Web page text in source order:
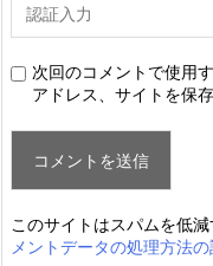
次回のコメントで使用
アドレス、サイトを保存
このサイトはスパムを低
メントデータの処理方法